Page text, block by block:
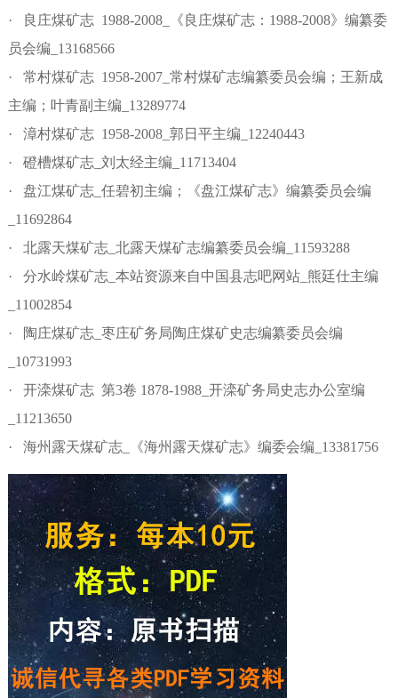
· 良庄煤矿志 1988-2008_《良庄煤矿志：1988-2008》编纂委
员会编_13168566
· 常村煤矿志 1958-2007_常村煤矿志编纂委员会编；王新成
主编；叶青副主编_13289774
· 漳村煤矿志 1958-2008_郭日平主编_12240443
· 磴槽煤矿志_刘太经主编_11713404
· 盘江煤矿志_任碧初主编；《盘江煤矿志》编纂委员会编
_11692864
· 北露天煤矿志_北露天煤矿志编纂委员会编_11593288
· 分水岭煤矿志_本站资源来自中国县志吧网站_熊廷仕主编
_11002854
· 陶庄煤矿志_枣庄矿务局陶庄煤矿史志编纂委员会编
_10731993
· 开滦煤矿志 第3卷 1878-1988_开滦矿务局史志办公室编
_11213650
· 海州露天煤矿志_《海州露天煤矿志》编委会编_13381756